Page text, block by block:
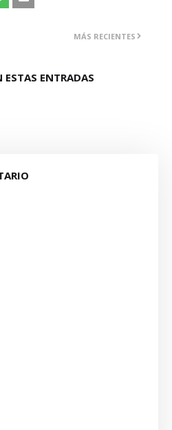
MÁS RECIENTES
ESTAS ENTRADAS